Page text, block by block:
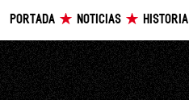
PORTADA NOTICIAS HISTORIA